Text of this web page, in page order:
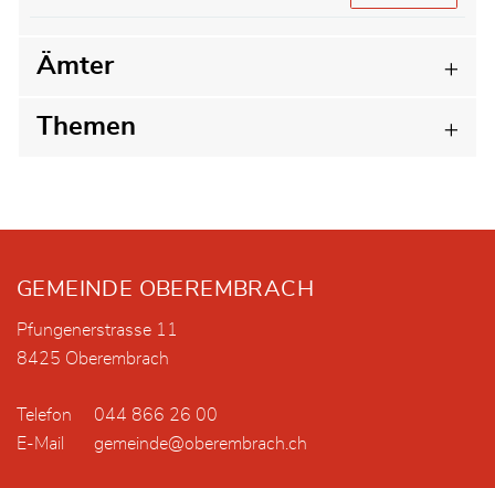
Ämter
Themen
Fusszeile
GEMEINDE OBEREMBRACH
Pfungenerstrasse 11
8425 Oberembrach
Telefon
044 866 26 00
E-Mail
gemeinde@oberembrach.ch